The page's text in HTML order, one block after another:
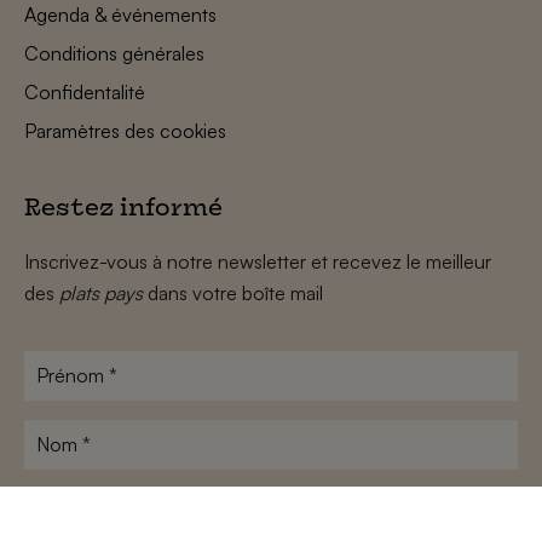
Agenda & événements
Conditions générales
Confidentalité
Paramètres des cookies
Restez informé
Inscrivez-vous à notre newsletter et recevez le meilleur
des plats paysdans votre boîte mail
Prénom
Nom